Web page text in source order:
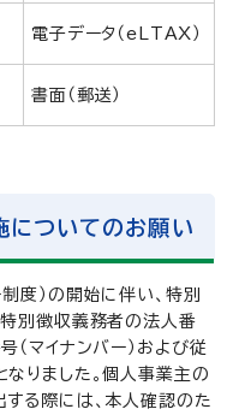
電子データ（eLTAX）
書面（郵送）
についてのお願い
度）の開始に伴い、特別
別徴収義務者の法人番
マイナンバー）および従
りました。個人事業主の
る際には、本人確認のた